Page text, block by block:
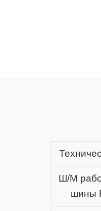
Ш/М
шины